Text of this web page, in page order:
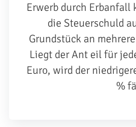
Erwerb durch Erbanfall
die Steuerschuld
Grundstück an
Liegt der Ant eil für
Euro, wird der
%